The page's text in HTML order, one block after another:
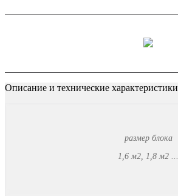
Описание и технические характеристики
размер блока
1,6 м2, 1,8 м2 ...